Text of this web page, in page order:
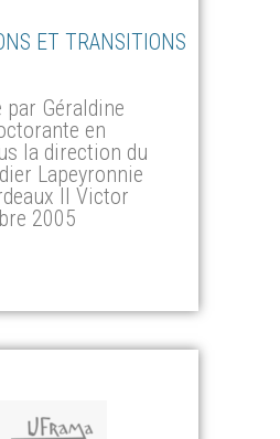
ET TRANSITIONS
par Géraldine
en
la direction du
Lapeyronnie
II Victor
2005